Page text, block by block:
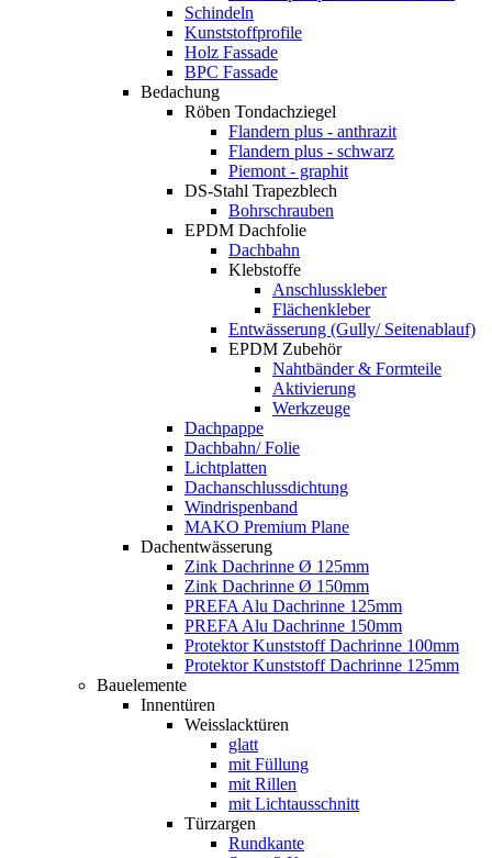
Schindeln
Kunststoffprofile
Holz Fassade
BPC Fassade
Bedachung
Röben Tondachziegel
Flandern plus - anthrazit
Flandern plus - schwarz
Piemont - graphit
DS-Stahl Trapezblech
Bohrschrauben
EPDM Dachfolie
Dachbahn
Klebstoffe
Anschlusskleber
Flächenkleber
Entwässerung (Gully/ Seitenablauf)
EPDM Zubehör
Nahtbänder & Formteile
Aktivierung
Werkzeuge
Dachpappe
Dachbahn/ Folie
Lichtplatten
Dachanschlussdichtung
Windrispenband
MAKO Premium Plane
Dachentwässerung
Zink Dachrinne Ø 125mm
Zink Dachrinne Ø 150mm
PREFA Alu Dachrinne 125mm
PREFA Alu Dachrinne 150mm
Protektor Kunststoff Dachrinne 100mm
Protektor Kunststoff Dachrinne 125mm
Bauelemente
Innentüren
Weisslacktüren
glatt
mit Füllung
mit Rillen
mit Lichtausschnitt
Türzargen
Rundkante